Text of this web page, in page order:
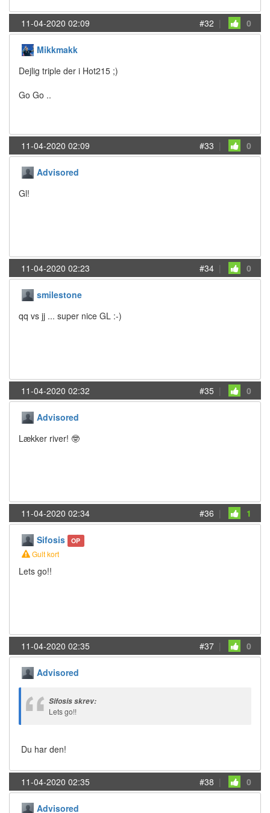
11-04-2020 02:09 #32 | 0
Mikkmakk
Dejlig triple der i Hot215 ;)
Go Go ..
11-04-2020 02:09 #33 | 0
Advisored
Gl!
11-04-2020 02:23 #34 | 0
smilestone
qq vs jj ... super nice GL :-)
11-04-2020 02:32 #35 | 0
Advisored
Lækker river! 🤓
11-04-2020 02:34 #36 | 1
Sifosis OP
Gult kort
Lets go!!
11-04-2020 02:35 #37 | 0
Advisored
Sifosis skrev:
Lets go!!
Du har den!
11-04-2020 02:35 #38 | 0
Advisored